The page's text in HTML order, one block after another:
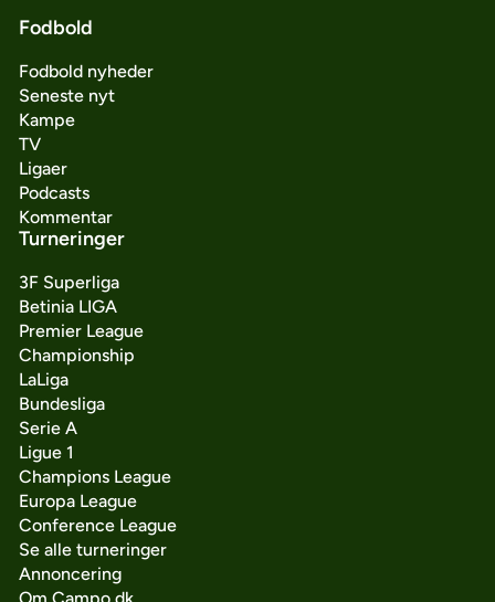
Fodbold
Fodbold nyheder
Seneste nyt
Kampe
TV
Ligaer
Podcasts
Kommentar
Turneringer
3F Superliga
Betinia LIGA
Premier League
Championship
LaLiga
Bundesliga
Serie A
Ligue 1
Champions League
Europa League
Conference League
Se alle turneringer
Annoncering